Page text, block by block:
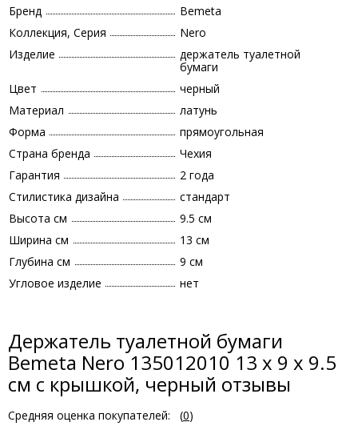
Бренд
Bemeta
Коллекция, Серия
Nero
Изделие
держатель туалетной
бумаги
Цвет
черный
Материал
латунь
Форма
прямоугольная
Страна бренда
Чехия
Гарантия
2 года
Стилистика дизайна
стандарт
Высота см
9.5 см
Ширина см
13 см
Глубина см
9 см
Угловое изделие
нет
Держатель туалетной бумаги
Bemeta Nero 135012010 13 x 9 x 9.5
см с крышкой, черный отзывы
Средняя оценка покупателей: (0)